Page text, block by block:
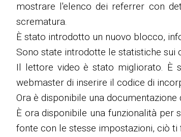
mostrare l'elenco dei referrer con
scrematura.
È stato introdotto un nuovo blocco,
Sono state introdotte le statistiche sui
Il lettore video è stato migliorato. È
webmaster di inserire il codice di
Ora è disponibile una
È ora disponibile una funzionalità per
fonte con le stesse impostazioni, ciò